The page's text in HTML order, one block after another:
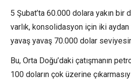
5 Şubat’ta 60.000 dolara yakın bir
varlık, konsolidasyon için iki
yavaş yavaş 70.000 dolar
Bu, Orta Doğu’daki çatışmanın
100 doların çok üzerine